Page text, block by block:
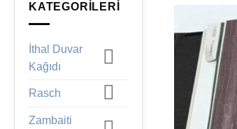
KATEGORILERI
İthal Duvar
Kağıdı
Rasch
Zambaiti